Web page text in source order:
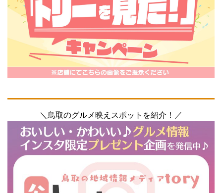
＼鳥取のグルメ映えスポットを紹介！／